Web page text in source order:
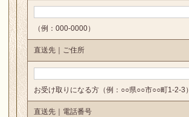
（例：000-0000）
直送先｜ご住所
お受け取りになる方（例：○○県○○市○○町1-2-3）
直送先｜電話番号